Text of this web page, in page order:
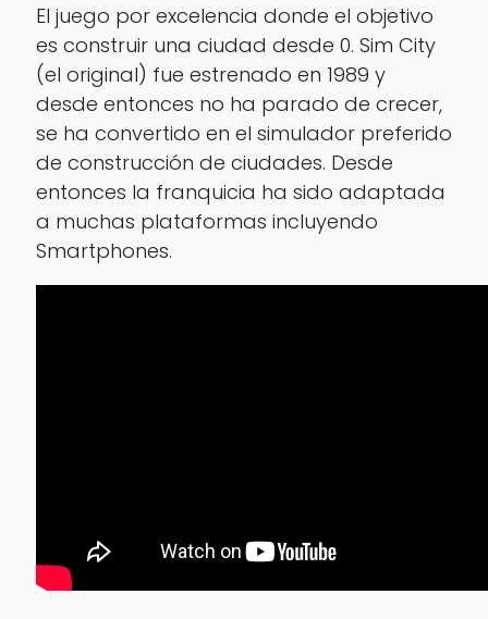
El juego por excelencia donde el objetivo
es construir una ciudad desde 0. Sim City
(el original) fue estrenado en 1989 y
desde entonces no ha parado de crecer,
se ha convertido en el simulador preferido
de construcción de ciudades. Desde
entonces la franquicia ha sido adaptada
a muchas plataformas incluyendo
Smartphones.